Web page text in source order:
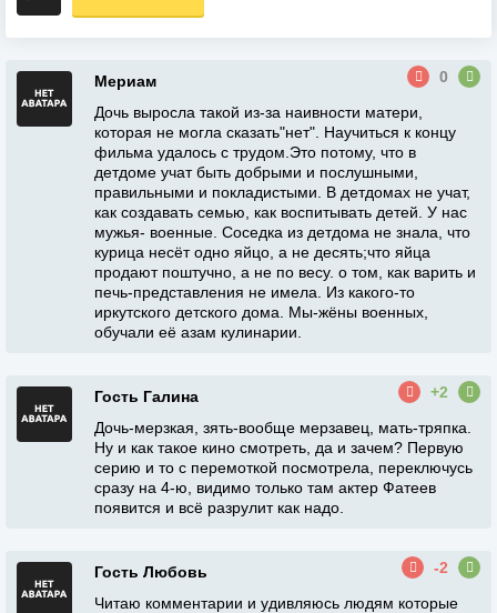
Мериам
0
Дочь выросла такой из-за наивности матери,
которая не могла сказать"нет". Научиться к концу
фильма удалось с трудом.Это потому, что в
детдоме учат быть добрыми и послушными,
правильными и покладистыми. В детдомах не учат,
как создавать семью, как воспитывать детей. У нас
мужья- военные. Соседка из детдома не знала, что
курица несёт одно яйцо, а не десять;что яйца
продают поштучно, а не по весу. о том, как варить и
печь-представления не имела. Из какого-то
иркутского детского дома. Мы-жёны военных,
обучали её азам кулинарии.
Гость Галина
+2
Дочь-мерзкая, зять-вообще мерзавец, мать-тряпка.
Ну и как такое кино смотреть, да и зачем? Первую
серию и то с перемоткой посмотрела, переключусь
сразу на 4-ю, видимо только там актер Фатеев
появится и всё разрулит как надо.
Гость Любовь
-2
Читаю комментарии и удивляюсь людям которые